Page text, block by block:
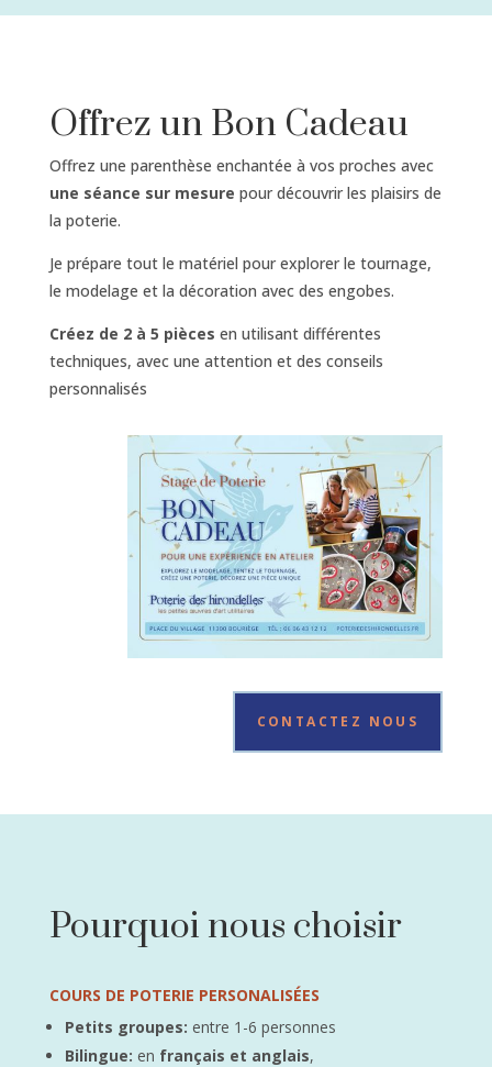
Offrez un Bon Cadeau
Offrez une parenthèse enchantée à vos proches avec
une séance sur mesure pour découvrir les plaisirs de
la poterie.
Je prépare tout le matériel pour explorer le tournage,
le modelage et la décoration avec des engobes.
Créez de 2 à 5 pièces en utilisant différentes
techniques, avec une attention et des conseils
personnalisés
CONTACTEZ NOUS
Pourquoi nous choisir
COURS DE POTERIE PERSONALISÉES
Petits groupes: entre 1-6 personnes
Bilingue: en français et anglais,